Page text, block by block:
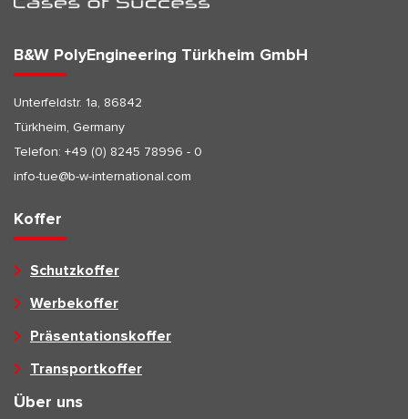
B&W PolyEngineering Türkheim GmbH
Unterfeldstr. 1a, 86842
Türkheim, Germany
Telefon: +49 (0) 8245 78996 - 0
info-tue@b-w-international.com
Koffer
Schutzkoffer
Werbekoffer
Präsentationskoffer
Transportkoffer
Über uns